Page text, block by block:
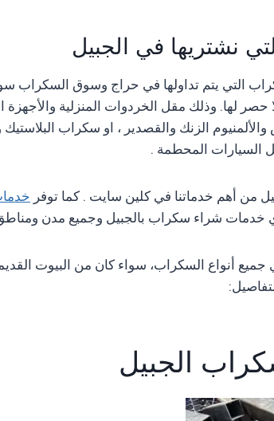
نشتريها في الجبيل
التي يتم تداولها في حراج وسوق السكراب
حصر لها. وذلك مقل الخردوات المنزلية والأجهزة
الزنك والقصدير ، او سكراب
السيارات المحطمة .
من أهم خدماتنا في كلين سايت . كما توفر
خدمات شراء سكراب بالجبيل وجميع مدن
أنواع السكراب، سواء كان من البيوت
الجبيل